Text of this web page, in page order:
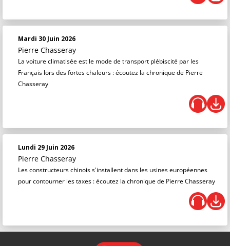
Mardi 30 Juin 2026
Pierre Chasseray
La voiture climatisée est le mode de transport plébiscité par les
Français lors des fortes chaleurs : écoutez la chronique de Pierre
Chasseray
Lundi 29 Juin 2026
Pierre Chasseray
Les constructeurs chinois s'installent dans les usines européennes
pour contourner les taxes : écoutez la chronique de Pierre Chasseray